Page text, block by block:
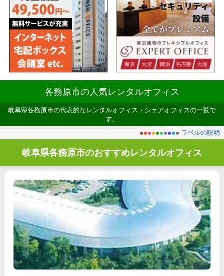
各務原市の人気レンタルオフィス
岐阜県各務原市の代表的なレンタルオフィス・シェアオフィスの一覧で
す。
●●●●●●●●●● ラベルの説明
岐阜県各務原市のおすすめレンタルオフィス